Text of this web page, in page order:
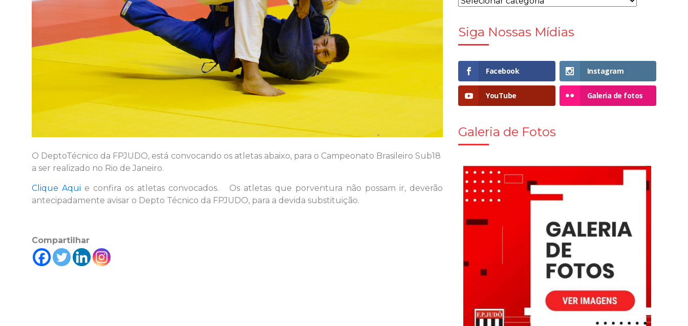
O DeptoTécnico da FPJUDO, está convocando os atletas abaixo, para o Campeonato Brasileiro Sub18
a ser realizado no Rio de Janeiro.
Clique Aqui e confira os atletas convocados. Os atletas que porventura não possam ir, deverão
antecipadamente avisar o Depto Técnico da FPJUDO, para a devida substituição.
Compartilhar
Siga Nossas Mídias
Facebook Instagram
YouTube Galeria de fotos
Galeria de Fotos